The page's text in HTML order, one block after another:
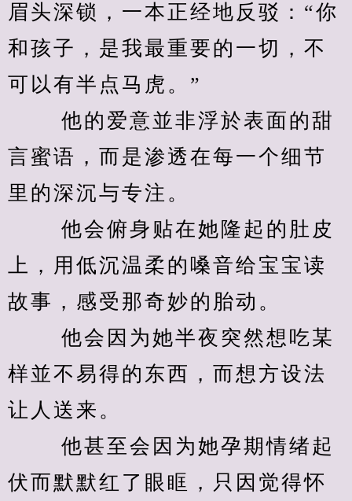
眉头深锁，一本正经地反驳：“你
和孩子，是我最重要的一切，不
可以有半点马虎。”
他的爱意並非浮於表面的甜
言蜜语，而是渗透在每一个细节
里的深沉与专注。
他会俯身贴在她隆起的肚皮
上，用低沉温柔的嗓音给宝宝读
故事，感受那奇妙的胎动。
他会因为她半夜突然想吃某
样並不易得的东西，而想方设法
让人送来。
他甚至会因为她孕期情绪起
伏而默默红了眼眶，只因觉得怀